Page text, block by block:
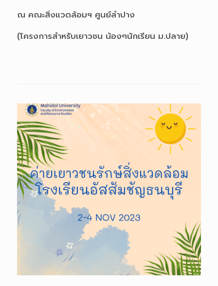
ณ คณะสิ่งแวดล้อมฯ ศูนย์ลำปาง
(โครงการสำหรับเยาวชน น้องๆนักเรียน ม.ปลาย)